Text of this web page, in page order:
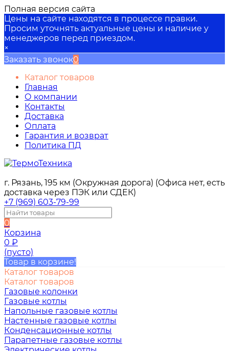
Полная версия сайта
Цены на сайте находятся в процессе правки.
Просим уточнять актуальные цены и наличие у
менеджеров перед приездом.
×
Заказать звонок0
Каталог товаров
Главная
О компании
Контакты
Доставка
Оплата
Гарантия и возврат
Политика ПД
г. Рязань, 195 км (Окружная дорога) (Офиса нет, есть
доставка через ПЭК или СДЕК)
+7 (969) 603-79-99
0
Корзина
0 ₽
(пусто)
Товар в корзине!
Каталог товаров
Каталог товаров
Газовые колонки
Газовые котлы
Напольные газовые котлы
Настенные газовые котлы
Конденсационные котлы
Парапетные газовые котлы